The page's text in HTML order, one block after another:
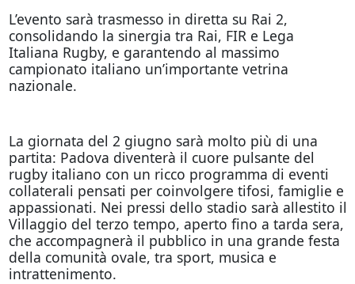
L’evento sarà trasmesso in diretta su Rai 2,
consolidando la sinergia tra Rai, FIR e Lega
Italiana Rugby, e garantendo al massimo
campionato italiano un’importante vetrina
nazionale.
La giornata del 2 giugno sarà molto più di una
partita: Padova diventerà il cuore pulsante del
rugby italiano con un ricco programma di eventi
collaterali pensati per coinvolgere tifosi, famiglie e
appassionati. Nei pressi dello stadio sarà allestito il
Villaggio del terzo tempo, aperto fino a tarda sera,
che accompagnerà il pubblico in una grande festa
della comunità ovale, tra sport, musica e
intrattenimento.